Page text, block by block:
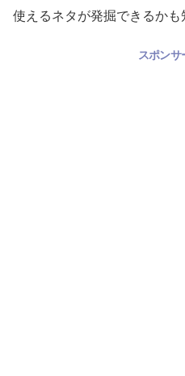
使えるネタが発掘できるか
スポンサ